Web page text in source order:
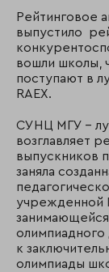
Рейтинговое
выпустило
вошли школы,
поступают в
RAEX.
СУНЦ МГУ –
возглавляет
выпускников
заняла
учрежденной
олимпиадного
к
олимпиады